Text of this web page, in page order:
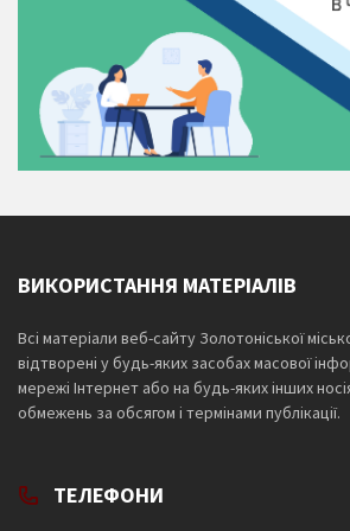
ВИКОРИСТАННЯ МАТЕРІАЛІВ
Всі матеріали веб-сайту Золотоніської
відтворені у будь-яких засобах масової
мережі Інтернет або на будь-яких інших
обмежень за обсягом і термінами публікації.
ТЕЛЕФОНИ